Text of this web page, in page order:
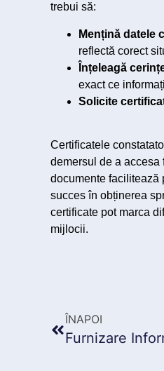
trebui să:
Mențină datele
reflectă corect
Înțeleagă
exact ce
Solicite
Certificatele
demersul de a
documente facilitează
succes în obținerea
certificate pot marca
mijlocii.
ÎNAPOI